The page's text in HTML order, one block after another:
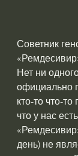
Советник
Нет ни
официально
кто-то что-
что у нас
день) не